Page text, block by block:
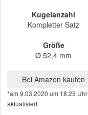
Kugelanzahl
Kompletter Satz
Größe
Ø 52,4 mm
Bei Amazon kaufen
*am 9.03.2020 um 18:25 Uhr
aktualisiert